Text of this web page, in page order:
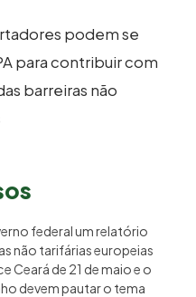
podem se
para contribuir com
barreiras não
federal um relatório
não tarifárias europeias
Ceará de 21 de maio e o
devem pautar o tema